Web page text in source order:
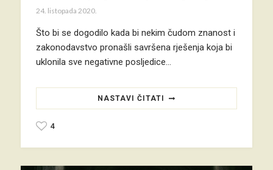
24. listopada 2020.
Što bi se dogodilo kada bi nekim čudom znanost i
zakonodavstvo pronašli savršena rješenja koja bi
uklonila sve negativne posljedice…
NASTAVI ČITATI
4